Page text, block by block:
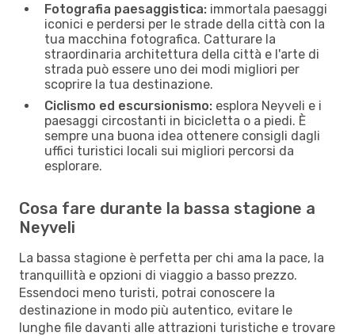
Fotografia paesaggistica: immortala paesaggi
iconici e perdersi per le strade della città con la
tua macchina fotografica. Catturare la
straordinaria architettura della città e l'arte di
strada può essere uno dei modi migliori per
scoprire la tua destinazione.
Ciclismo ed escursionismo: esplora Neyveli e i
paesaggi circostanti in bicicletta o a piedi. È
sempre una buona idea ottenere consigli dagli
uffici turistici locali sui migliori percorsi da
esplorare.
Cosa fare durante la bassa stagione a
Neyveli
La bassa stagione è perfetta per chi ama la pace, la
tranquillità e opzioni di viaggio a basso prezzo.
Essendoci meno turisti, potrai conoscere la
destinazione in modo più autentico, evitare le
lunghe file davanti alle attrazioni turistiche e trovare